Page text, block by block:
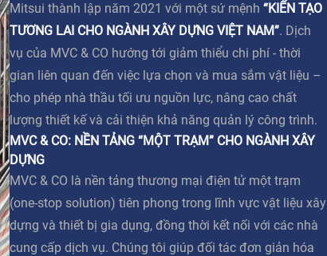
Mitsui thành lập năm 2021 với một sứ mệnh “KIẾN TẠO
TƯƠNG LAI CHO NGÀNH XÂY DỰNG VIỆT NAM”. Dịch
vụ của MVC & CO hướng tới giảm thiểu chi phí - thời
gian liên quan đến việc lựa chọn và mua sắm vật liệu –
cho phép nhà thầu tối ưu nguồn lực, nâng cao chất
lượng thiết kế và cải thiện khả năng quản lý công trình.
MVC & CO: NỀN TẢNG “MỘT TRẠM” CHO NGÀNH XÂY
DỰNG
MVC & CO là nền tảng thương mại điện tử một trạm
(one-stop solution) tiên phong trong lĩnh vực vật liệu xây
dựng và thiết bị gia dụng, đồng thời kết nối với các nhà
cung cấp dịch vụ. Chúng tôi giúp đối tác đơn giản hóa